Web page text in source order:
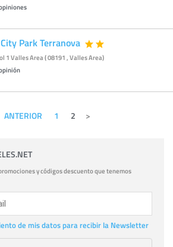
Park Terranova
1 Valles Area ( 08191 , Valles Area)
ANTERIOR 1 2
y códigos descuento que tenemos
de mis datos para recibir la Newsletter